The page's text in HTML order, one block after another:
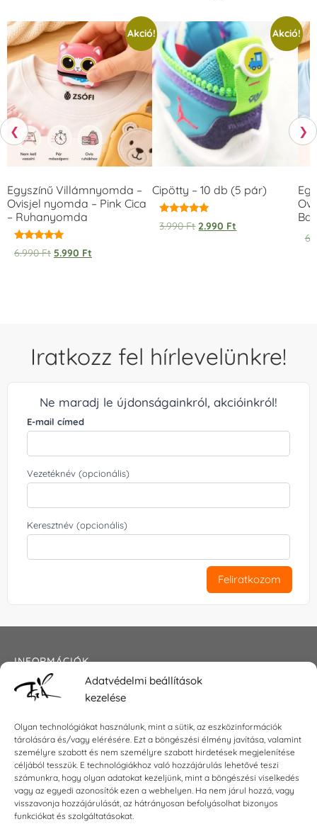
Adatvédelmi beállítások
kezelése
Olyan technológiákat használunk, mint a sütik, az eszközinformációk
tárolására és/vagy elérésére. Ezt a böngészési élmény javítása, valamint
személyre szabott és nem személyre szabott hirdetések megjelenítése
céljából tesszük. E technológiákhoz való hozzájárulás lehetővé teszi
számunkra, hogy olyan adatokat kezeljünk, mint a böngészési viselkedés
vagy az egyedi azonosítók ezen a webhelyen. Ha nem járul hozzá, vagy
visszavonja hozzájárulását, az hátrányosan befolyásolhat bizonyos
funkciókat és szolgáltatásokat.
❮
Akció!
Egyszínű Villámnyomda –
Ovisjel nyomda – Pink Cica
– Ruhanyomda
Értékelés:
5.00
6.990Ft 5.990 Ft
Akció!
Cipötty – 10 db (5 pár)
Értékelés:
5.00
3.990Ft 2.990 Ft
❯
Iratkozz fel hírlevelünkre!
Ne maradj le újdonságainkról, akcióinkról!
E-mail címed
Vezetéknév (opcionális)
Keresztnév (opcionális)
Feliratkozom
INFORMÁCIÓK
Általános szerződési feltételek
Impresszum
KAPCSOLAT
E-mail:shop@torokszilvi.com
Telefon: +36 30 6767872